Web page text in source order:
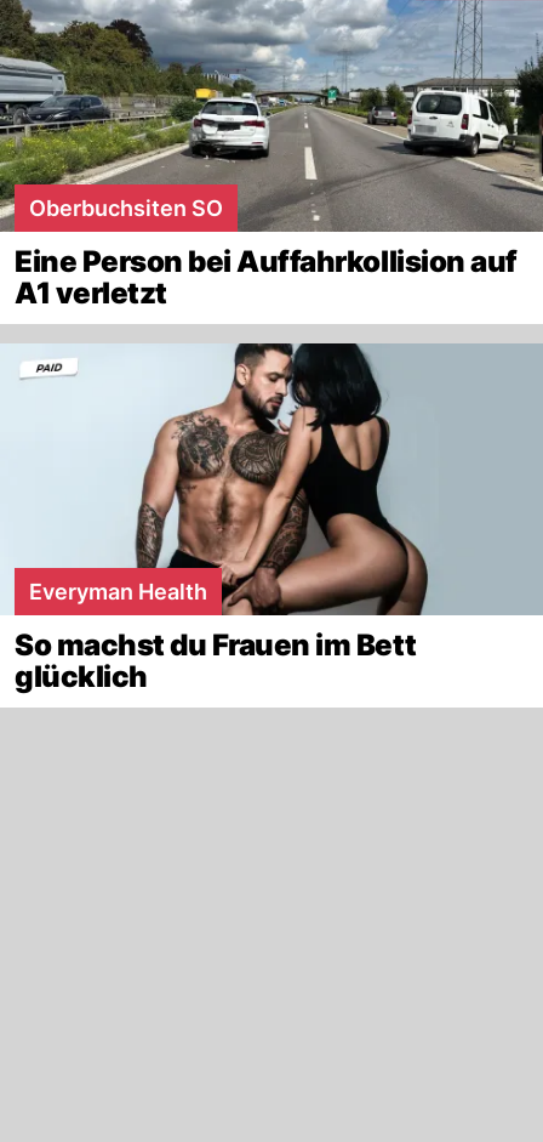
Oberbuchsiten SO
Eine Person bei Auffahrkollision auf
A1 verletzt
Everyman Health
So machst du Frauen im Bett
glücklich